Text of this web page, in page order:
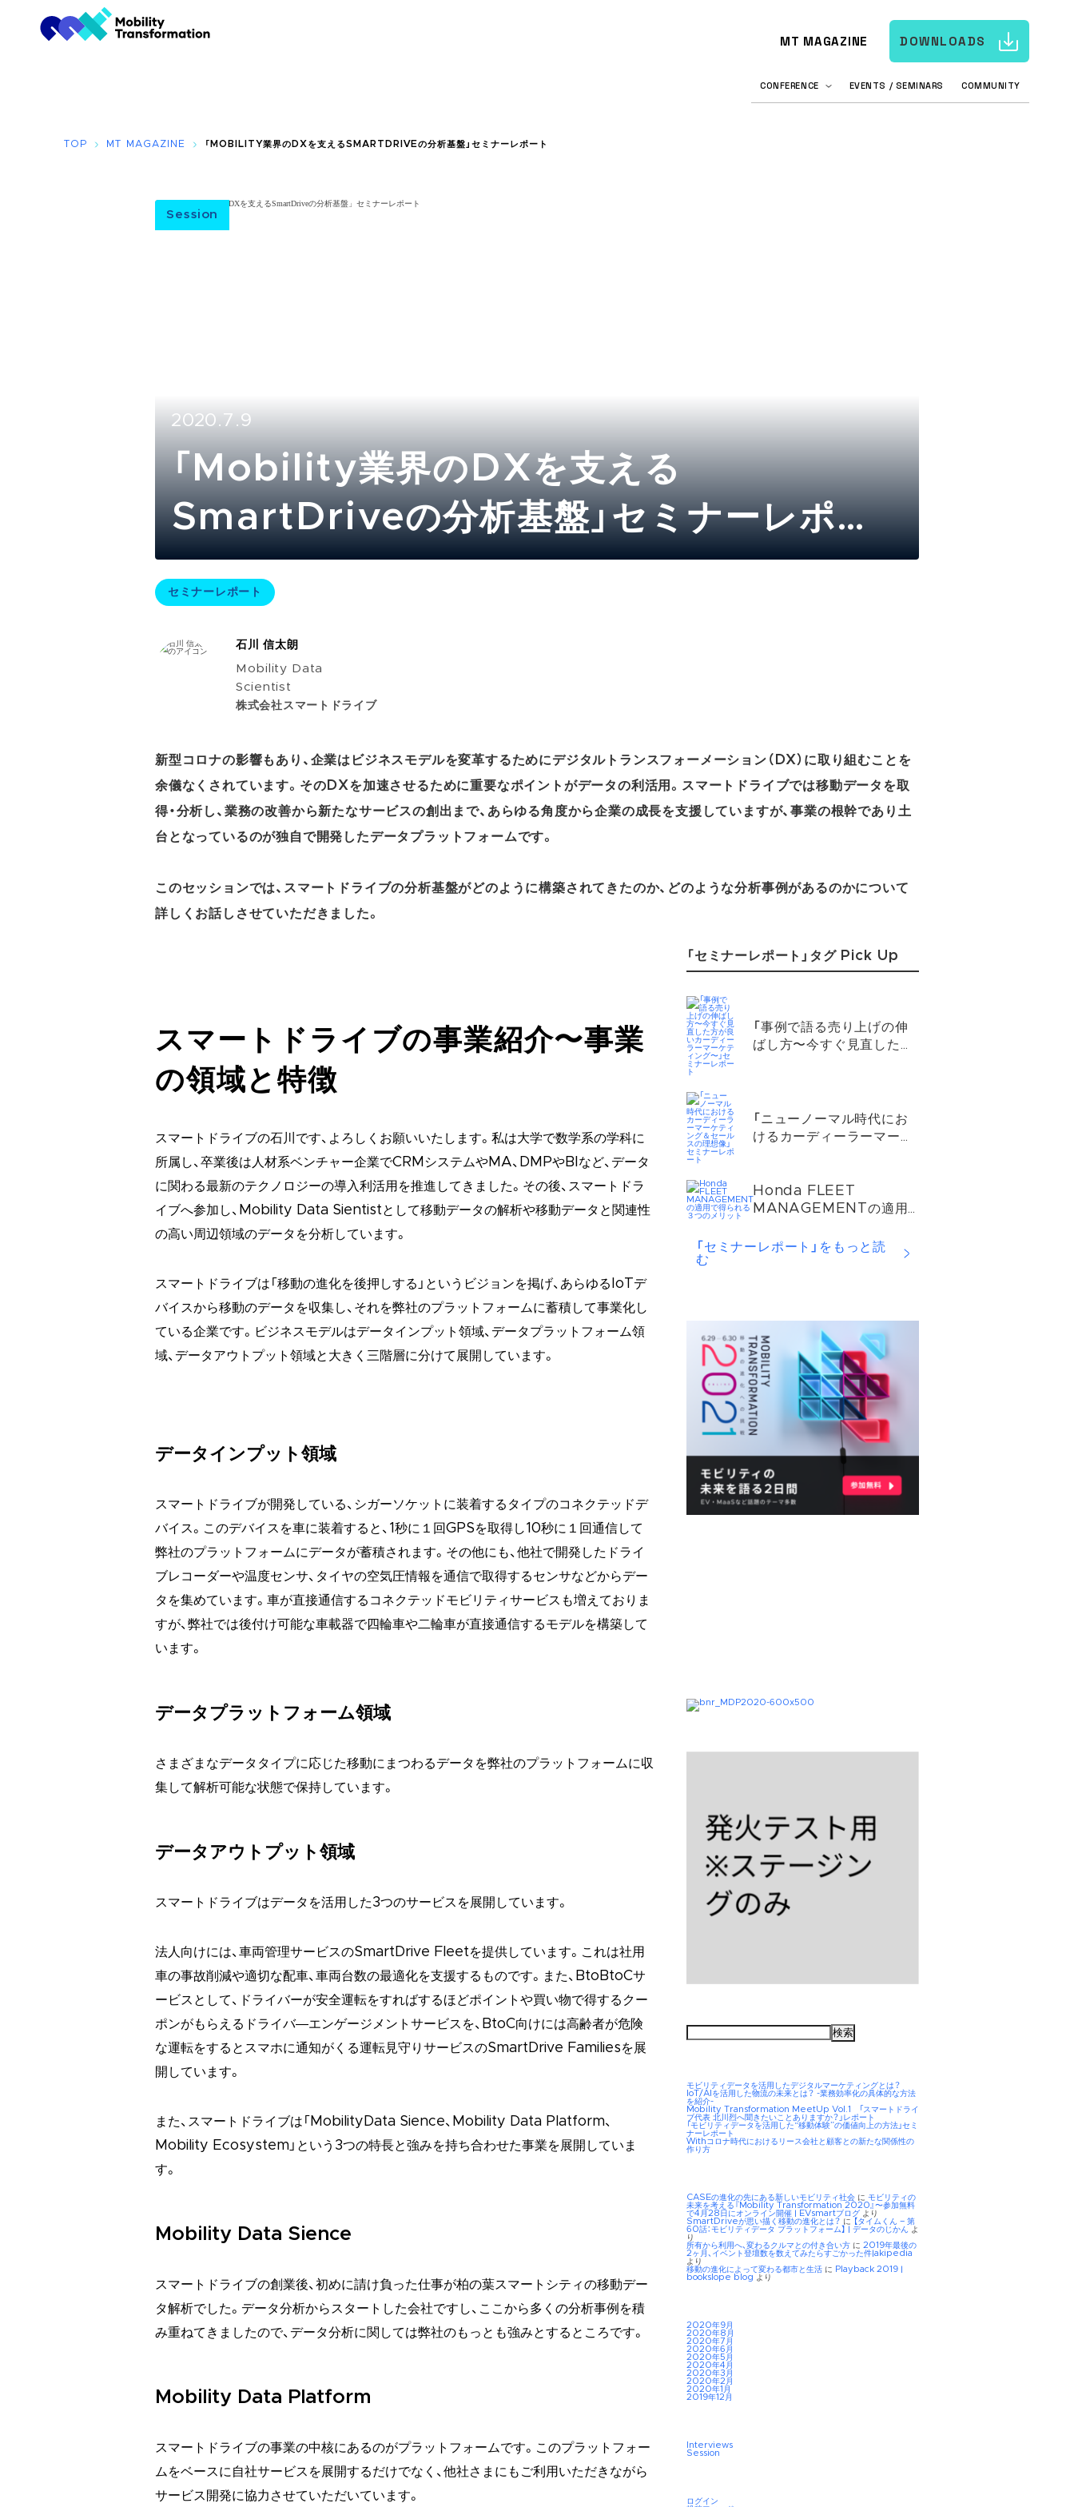
DOWNLOADS
MT MAGAZINE
CONFERENCE EVENTS / SEMINARS COMMUNITY
TOP MT MAGAZINE 「MOBILITY業界のDXを支えるSMARTDRIVEの分析基盤」セミナーレポート
Session
2020.7.9
「Mobility業界のDXを支える
SmartDriveの分析基盤」セミナーレポー
ト
セミナーレポート
石川 信太朗
Mobility Data
Scientist
株式会社スマートドライブ
新型コロナの影響もあり、企業はビジネスモデルを変革するためにデジタルトランスフォーメーション（DX）に取り組むことを
余儀なくされています。そのDXを加速させるために重要なポイントがデータの利活用。スマートドライブでは移動データを取
得・分析し、業務の改善から新たなサービスの創出まで、あらゆる角度から企業の成長を支援していますが、事業の根幹であり土
台となっているのが独自で開発したデータプラットフォームです。
このセッションでは、スマートドライブの分析基盤がどのように構築されてきたのか、どのような分析事例があるのかについて
詳しくお話しさせていただきました。
スマートドライブの事業紹介〜事業
の領域と特徴
スマートドライブの石川です、よろしくお願いいたします。私は大学で数学系の学科に
所属し、卒業後は人材系ベンチャー企業でCRMシステムやMA、DMPやBIなど、データ
に関わる最新のテクノロジーの導入利活用を推進してきました。その後、スマートドラ
イブへ参加し、Mobility Data Sientistとして移動データの解析や移動データと関連性
の高い周辺領域のデータを分析しています。
スマートドライブは「移動の進化を後押しする」というビジョンを掲げ、あらゆるIoTデ
バイスから移動のデータを収集し、それを弊社のプラットフォームに蓄積して事業化し
ている企業です。ビジネスモデルはデータインプット領域、データプラットフォーム領
域、データアウトプット領域と大きく三階層に分けて展開しています。
データインプット領域
スマートドライブが開発している、シガーソケットに装着するタイプのコネクテッドデ
バイス。このデバイスを車に装着すると、1秒に１回GPSを取得し10秒に１回通信して
弊社のプラットフォームにデータが蓄積されます。その他にも、他社で開発したドライ
ブレコーダーや温度センサ、タイヤの空気圧情報を通信で取得するセンサなどからデー
タを集めています。車が直接通信するコネクテッドモビリティサービスも増えておりま
すが、弊社では後付け可能な車載器で四輪車や二輪車が直接通信するモデルを構築して
います。
データプラットフォーム領域
さまざまなデータタイプに応じた移動にまつわるデータを弊社のプラットフォームに収
集して解析可能な状態で保持しています。
データアウトプット領域
スマートドライブはデータを活用した3つのサービスを展開しています。
法人向けには、車両管理サービスのSmartDrive Fleetを提供しています。これは社用
車の事故削減や適切な配車、車両台数の最適化を支援するものです。また、BtoBtoCサ
ービスとして、ドライバーが安全運転をすればするほどポイントや買い物で得するクー
ポンがもらえるドライバ―エンゲージメントサービスを、BtoC向けには高齢者が危険
な運転をするとスマホに通知がくる運転見守りサービスのSmartDrive Familiesを展
開しています。
また、スマートドライブは「MobilityData Sience、Mobility Data Platform、
Mobility Ecosystem」という3つの特長と強みを持ち合わせた事業を展開していま
す。
Mobility Data Sience
スマートドライブの創業後、初めに請け負った仕事が柏の葉スマートシティの移動デー
タ解析でした。データ分析からスタートした会社ですし、ここから多くの分析事例を積
み重ねてきましたので、データ分析に関しては弊社のもっとも強みとするところです。
Mobility Data Platform
スマートドライブの事業の中核にあるのがプラットフォームです。このプラットフォー
ムをベースに自社サービスを展開するだけでなく、他社さまにもご利用いただきながら
サービス開発に協力させていただいています。
「セミナーレポート」タグ Pick Up
「事例で語る売り上げの伸
ばし方〜今すぐ見直した方
「ニューノーマル時代にお
けるカーディーラーマーケ
Honda FLEET
MANAGEMENTの適用
「セミナーレポート」をもっと読
む
検
モビリティデータを活用したデジタルマーケティングとは？
IoT/AIを活用した物流の未来とは？ -業務効率化の具体的な方法
を紹介-
Mobility Transformation MeetUp Vol.1 「スマートドライ
ブ代表 北川烈へ聞きたいことありますか？」レポート
「モビリティデータを活用した“移動体験”の価値向上の方法」セミ
ナーレポート
Withコロナ時代におけるリース会社と顧客との新たな関係性の
作り方
CASEの進化の先にある新しいモビリティ社会 に モビリティの
未来を考える『Mobility Transformation 2020』〜参加無料
で4月28日にオンライン開催 | EVsmartブログ より
SmartDriveが思い描く移動の進化とは？ に
【タイムくん – 第
60話：モビリティデータ プラットフォーム】 | データのじかん よ
り
所有から利用へ、変わるクルマとの付き合い方 に 2019年最後の
2ヶ月、イベント登壇数を数えてみたらすごかった件|akipedia
より
移動の進化によって変わる都市と生活 に Playback 2019 |
bookslope blog より
2020年9月
2020年8月
2020年7月
2020年6月
2020年5月
2020年4月
2020年3月
2020年2月
2020年1月
2019年12月
Interviews
Session
ログイン